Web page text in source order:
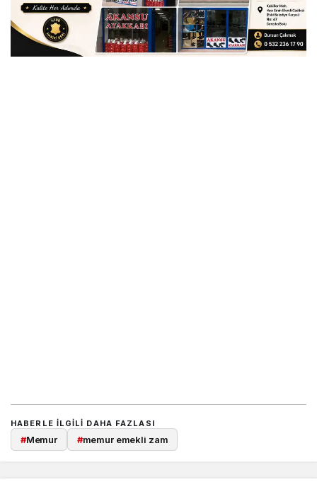
HABERLE ILGILI DAHA FAZLASI
#Memur #memur emekli zam